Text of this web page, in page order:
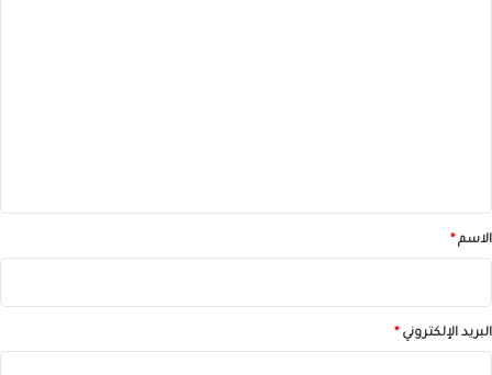
*الاسم*
البريد الإلكتروني*